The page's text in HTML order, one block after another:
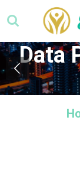
direct
naar
de
hoofdinhoud
Data